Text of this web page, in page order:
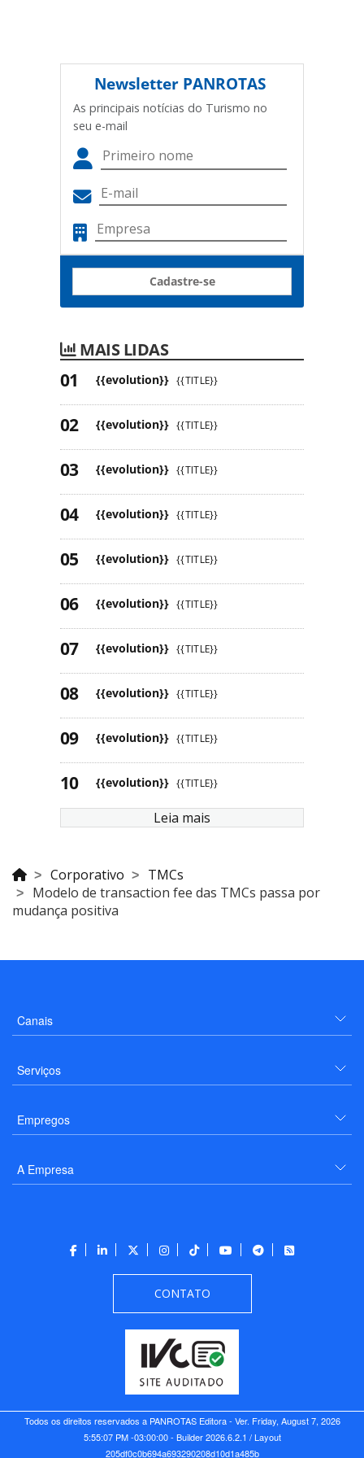
Newsletter PANROTAS
As principais notícias do Turismo no
seu e-mail
Cadastre-se
MAIS LIDAS
{{evolution}} {{TITLE}}
{{evolution}} {{TITLE}}
{{evolution}} {{TITLE}}
{{evolution}} {{TITLE}}
{{evolution}} {{TITLE}}
{{evolution}} {{TITLE}}
{{evolution}} {{TITLE}}
{{evolution}} {{TITLE}}
{{evolution}} {{TITLE}}
{{evolution}} {{TITLE}}
Leia mais
Corporativo
TMCs
Modelo de transaction fee das TMCs passa por
mudança positiva
Canais
Serviços
Empregos
A Empresa
CONTATO
Todos os direitos reservados a PANROTAS Editora - Ver. Friday, August 7, 2026
5:55:07 PM -03:00:00 - Builder 2026.6.2.1 / Layout
205df0c0b694a693290208d10d1a485b